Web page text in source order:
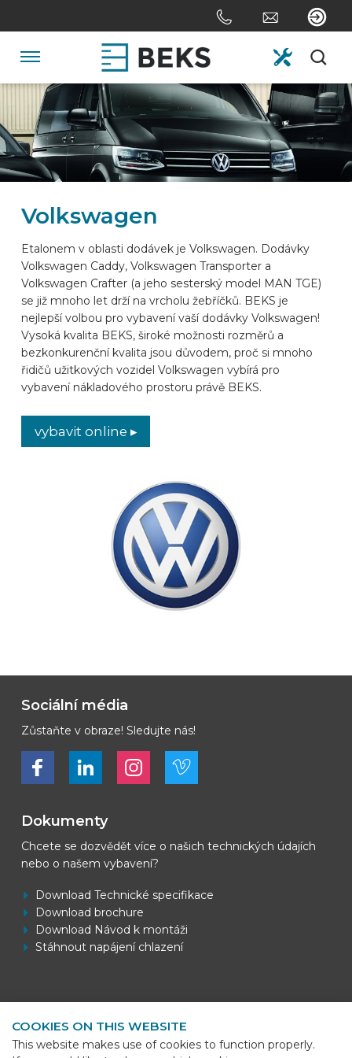
to
content
Jump
to
the
navigation
HOME
O FIRMĚ
SYSTÉMY
NA ZAKÁZKU
ODVĚTVÍ
ZNAČKY AUTOMOBILŮ
KONTAKT
Volkswagen
Etalonem v oblasti dodávek je Volkswagen. Dodávky
Volkswagen Caddy, Volkswagen Transporter a
Volkswagen Crafter (a jeho sesterský model MAN TGE)
se již mnoho let drží na vrcholu žebříčků. BEKS je
nejlepší volbou pro vybavení vaší dodávky Volkswagen!
Vysoká kvalita BEKS, široké možnosti rozměrů a
bezkonkurenční kvalita jsou důvodem, proč si mnoho
řidičů užitkových vozidel Volkswagen vybírá pro
vybavení nákladového prostoru právě BEKS.
vybavit online ▸
Sociální média
Zůstaňte v obraze! Sledujte nás!
Bekijk ons op FacebookBekijk ons op LinkedInBekijk ons op LinkedInBekijk ons op Vimeo
Dokumenty
Chcete se dozvědět více o našich technických údajích
nebo o našem vybavení?
Download Technické specifikace
Download brochure
Download Návod k montáži
Stáhnout napájení chlazení
BEKS Systems
Meerheide 58
COOKIES ON THIS WEBSITE
This website makes use of cookies to function properly.